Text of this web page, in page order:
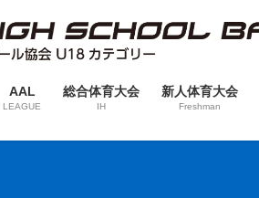
AAL
LEAGUE
総合体育大会
IH
新人体育大会
Freshman